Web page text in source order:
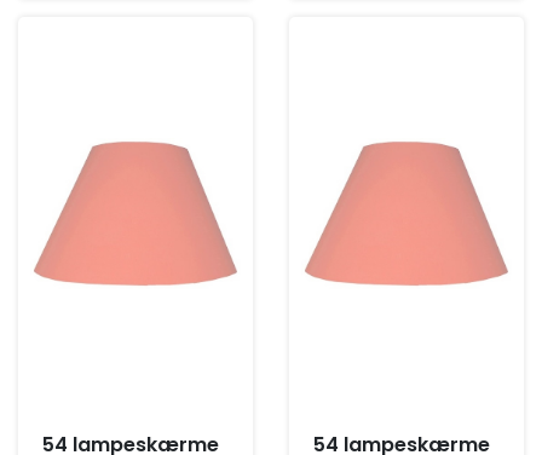
54 lampeskærme
54 lampeskærme